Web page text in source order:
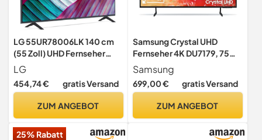
LG 55UR78006LK 140 cm
(55 Zoll) UHD Fernseher
(Active HDR, 60 Hz, Smart
TV) [Modelljahr 2023]
LG
454,74 € gratis Versand
ZUM ANGEBOT
Samsung Crystal UHD
Fernseher 4K DU7179, 75
Zoll (189 cm), PurColor,
Upscaling, Gaming Hub,
Prozessor, Tizen OS, Smart
Sound & Q-Symphony,
Samsung
699,00 € gratis Versand
ZUM ANGEBOT
25% Rabatt